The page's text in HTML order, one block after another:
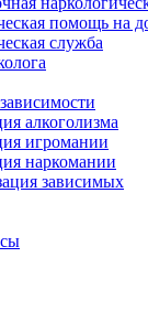
помощь на
служба
алкоголизма
игромании
наркомании
зависимых